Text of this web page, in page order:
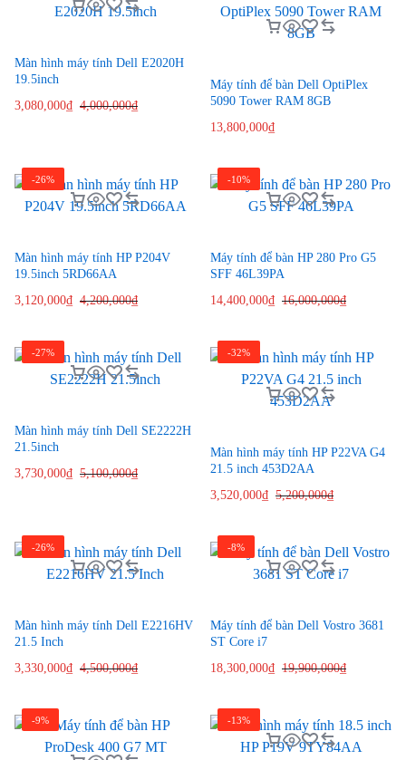
Màn hình máy tính Dell E2020H
19.5inch
3,080,000₫ 4,000,000₫
Máy tính để bàn Dell OptiPlex
5090 Tower RAM 8GB
13,800,000₫
-26%
Màn hình máy tính HP P204V
19.5inch 5RD66AA
3,120,000₫ 4,200,000₫
-10%
Máy tính để bàn HP 280 Pro G5
SFF 46L39PA
14,400,000₫ 16,000,000₫
-27%
Màn hình máy tính Dell SE2222H
21.5inch
3,730,000₫ 5,100,000₫
-32%
Màn hình máy tính HP P22VA G4
21.5 inch 453D2AA
3,520,000₫ 5,200,000₫
-26%
Màn hình máy tính Dell E2216HV
21.5 Inch
3,330,000₫ 4,500,000₫
-8%
Máy tính để bàn Dell Vostro 3681
ST Core i7
18,300,000₫ 19,900,000₫
-9% -13%